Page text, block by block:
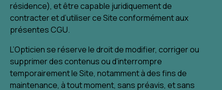
résidence), et être capable juridiquement de
contracter et d’utiliser ce Site conformément aux
présentes CGU.
L’Opticien se réserve le droit de modifier, corriger ou
supprimer des contenus ou d’interrompre
temporairement le Site, notamment à des fins de
maintenance, à tout moment, sans préavis, et sans